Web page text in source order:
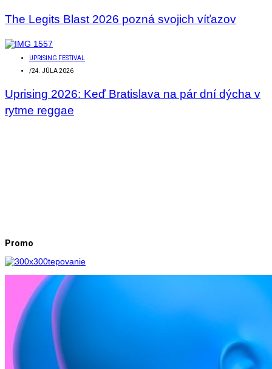
The Legits Blast 2026 pozná svojich víťazov
UPRISING FESTIVAL
/24. JÚLA 2026
Uprising 2026: Keď Bratislava na pár dní dýcha v
rytme reggae
Promo